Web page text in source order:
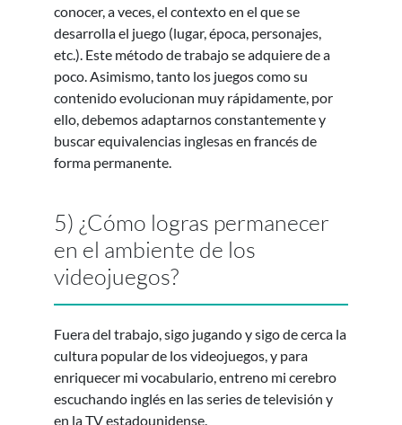
conocer, a veces, el contexto en el que se
desarrolla el juego (lugar, época, personajes,
etc.). Este método de trabajo se adquiere de a
poco. Asimismo, tanto los juegos como su
contenido evolucionan muy rápidamente, por
ello, debemos adaptarnos constantemente y
buscar equivalencias inglesas en francés de
forma permanente.
5) ¿Cómo logras permanecer
en el ambiente de los
videojuegos?
Fuera del trabajo, sigo jugando y sigo de cerca la
cultura popular de los videojuegos, y para
enriquecer mi vocabulario, entreno mi cerebro
escuchando inglés en las series de televisión y
en la TV estadounidense.